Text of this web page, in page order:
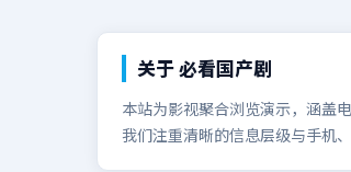
关于必看国产剧
本站为影视聚合浏览演示，涵盖
我们注重清晰的信息层级与手机